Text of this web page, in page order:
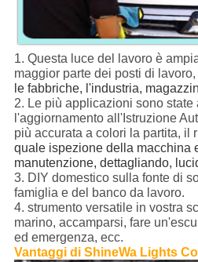
1. Questa luce del lavoro è
maggior parte dei posti di
le fabbriche, l'industria,
2. Le più applicazioni sono state
l'aggiornamento all'Istruzione
più accurata a colori la partita, il
quale ispezione della macchina
manutenzione, dettagliando,
3. DIY domestico sulla fonte di
famiglia e del banco da lavoro.
4. strumento versatile in vostra
marino, accamparsi, fare
ed emergenza, ecc.
Vantaggi di ShineWa Lights